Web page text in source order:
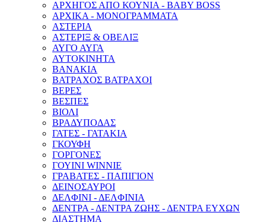
ΑΡΧΗΓΟΣ ΑΠΟ ΚΟΥΝΙΑ - BABY BOSS
ΑΡΧΙΚΑ - ΜΟΝΟΓΡΑΜΜΑΤΑ
ΑΣΤΕΡΙΑ
ΑΣΤΕΡΙΞ & ΟΒΕΛΙΞ
ΑΥΓΟ ΑΥΓΑ
ΑΥΤΟΚΙΝΗΤΑ
ΒΑΝΑΚΙΑ
ΒΑΤΡΑΧΟΣ ΒΑΤΡΑΧΟΙ
ΒΕΡΕΣ
ΒΕΣΠΕΣ
ΒΙΟΛΙ
ΒΡΑΔΥΠΟΔΑΣ
ΓΑΤΕΣ - ΓΑΤΑΚΙΑ
ΓΚΟΥΦΗ
ΓΟΡΓΟΝΕΣ
ΓΟΥΙΝΙ WINNIE
ΓΡΑΒΑΤΕΣ - ΠΑΠΙΓΙΟΝ
ΔΕΙΝΟΣΑΥΡΟΙ
ΔΕΛΦΙΝΙ - ΔΕΛΦΙΝΙΑ
ΔΕΝΤΡΑ - ΔΕΝΤΡΑ ΖΩΗΣ - ΔΕΝΤΡΑ ΕΥΧΩΝ
ΔΙΑΣΤΗΜΑ